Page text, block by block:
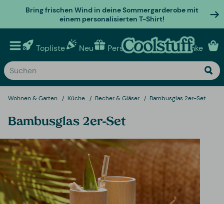
Bring frischen Wind in deine Sommergarderobe mit
einem personalisierten T-Shirt!
Topliste Neu Personalisierte geschenke
Wohnen & Garten Küche Becher & Gläser Bambusglas 2er-Set
Bambusglas 2er-Set